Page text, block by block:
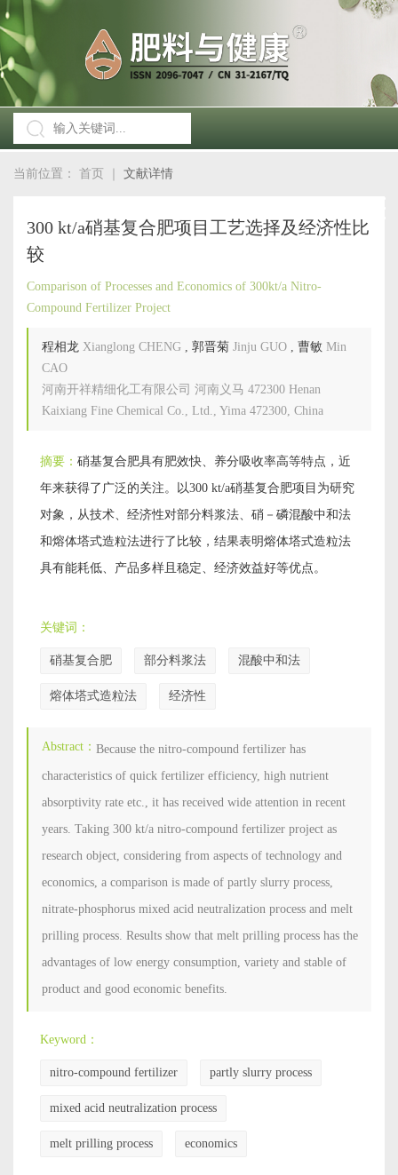
当前位置： 首页 文献详情
300 kt/a硝基复合肥项目工艺选择及经济性比
较
Comparison of Processes and Economics of 300kt/a Nitro-
Compound Fertilizer Project
程相龙 Xianglong CHENG , 郭晋菊 Jinju GUO , 曹敏 Min
CAO
河南开祥精细化工有限公司 河南义马 472300 Henan
Kaixiang Fine Chemical Co., Ltd., Yima 472300, China
摘要： 硝基复合肥具有肥效快、养分吸收率高等特点，近
年来获得了广泛的关注。以300 kt/a硝基复合肥项目为研究
对象，从技术、经济性对部分料浆法、硝－磷混酸中和法
和熔体塔式造粒法进行了比较，结果表明熔体塔式造粒法
具有能耗低、产品多样且稳定、经济效益好等优点。
关键词：
硝基复合肥 部分料浆法 混酸中和法
熔体塔式造粒法 经济性
Abstract： Because the nitro-compound fertilizer has
characteristics of quick fertilizer efficiency, high nutrient
absorptivity rate etc., it has received wide attention in recent
years. Taking 300 kt/a nitro-compound fertilizer project as
research object, considering from aspects of technology and
economics, a comparison is made of partly slurry process,
nitrate-phosphorus mixed acid neutralization process and melt
prilling process. Results show that melt prilling process has the
advantages of low energy consumption, variety and stable of
product and good economic benefits.
Keyword：
nitro-compound fertilizer partly slurry process
mixed acid neutralization process
melt prilling process economics